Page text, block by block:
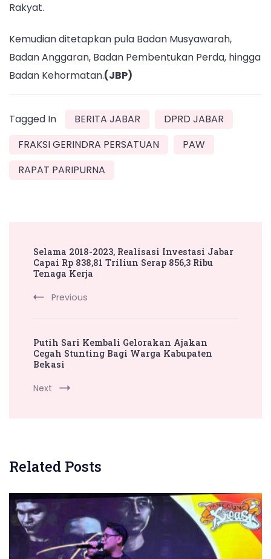
Rakyat.
Kemudian ditetapkan pula Badan Musyawarah,
Badan Anggaran, Badan Pembentukan Perda, hingga
Badan Kehormatan.(JBP)
Tagged In BERITA JABAR
DPRD JABAR
FRAKSI GERINDRA PERSATUAN
PAW
RAPAT PARIPURNA
Navigation
Selama 2018-2023, Realisasi Investasi Jabar
Capai Rp 838,81 Triliun Serap 856,3 Ribu
Tenaga Kerja
Previous
Putih Sari Kembali Gelorakan Ajakan
Cegah Stunting Bagi Warga Kabupaten
Bekasi
Next
Related Posts